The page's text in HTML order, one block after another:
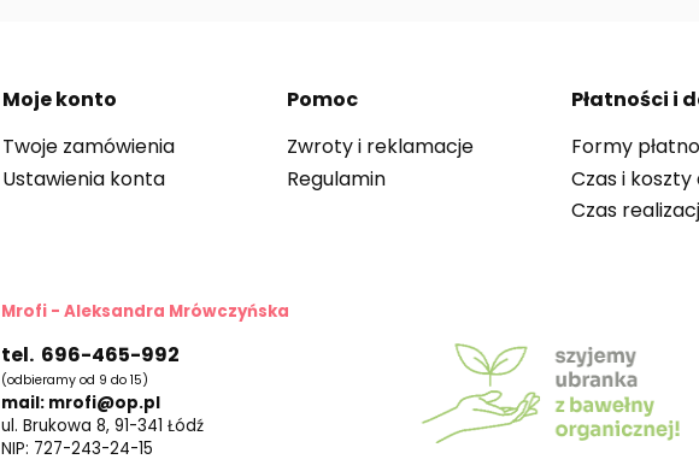
Moje konto
Twoje zamówienia
Ustawienia konta
Pomoc
Zwroty i reklamacje
Regulamin
Płatności i
Formy
Czas i
Czas
Mrofi - Aleksandra Mrówczyńska
tel. 696-465-992
(odbieramy od 9 do 15)
mail: mrofi@op.pl
ul. Brukowa 8, 91-341 Łódź
NIP: 727-243-24-15